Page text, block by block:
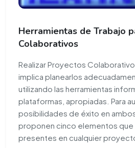
Herramientas de Trabajo
Colaborativos
Realizar Proyectos
implica planearlos
utilizando las herramientas
plataformas, apropiadas. Para
posibilidades de éxito en
proponen cinco elementos
presentes en cualquier